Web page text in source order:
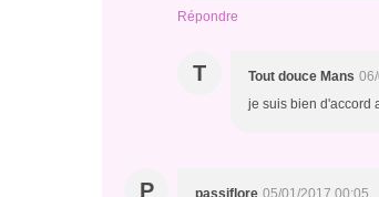
Répondre
T Tout douce Mans
je suis bien d'accord
P passiflore 05/01/2017 00:05